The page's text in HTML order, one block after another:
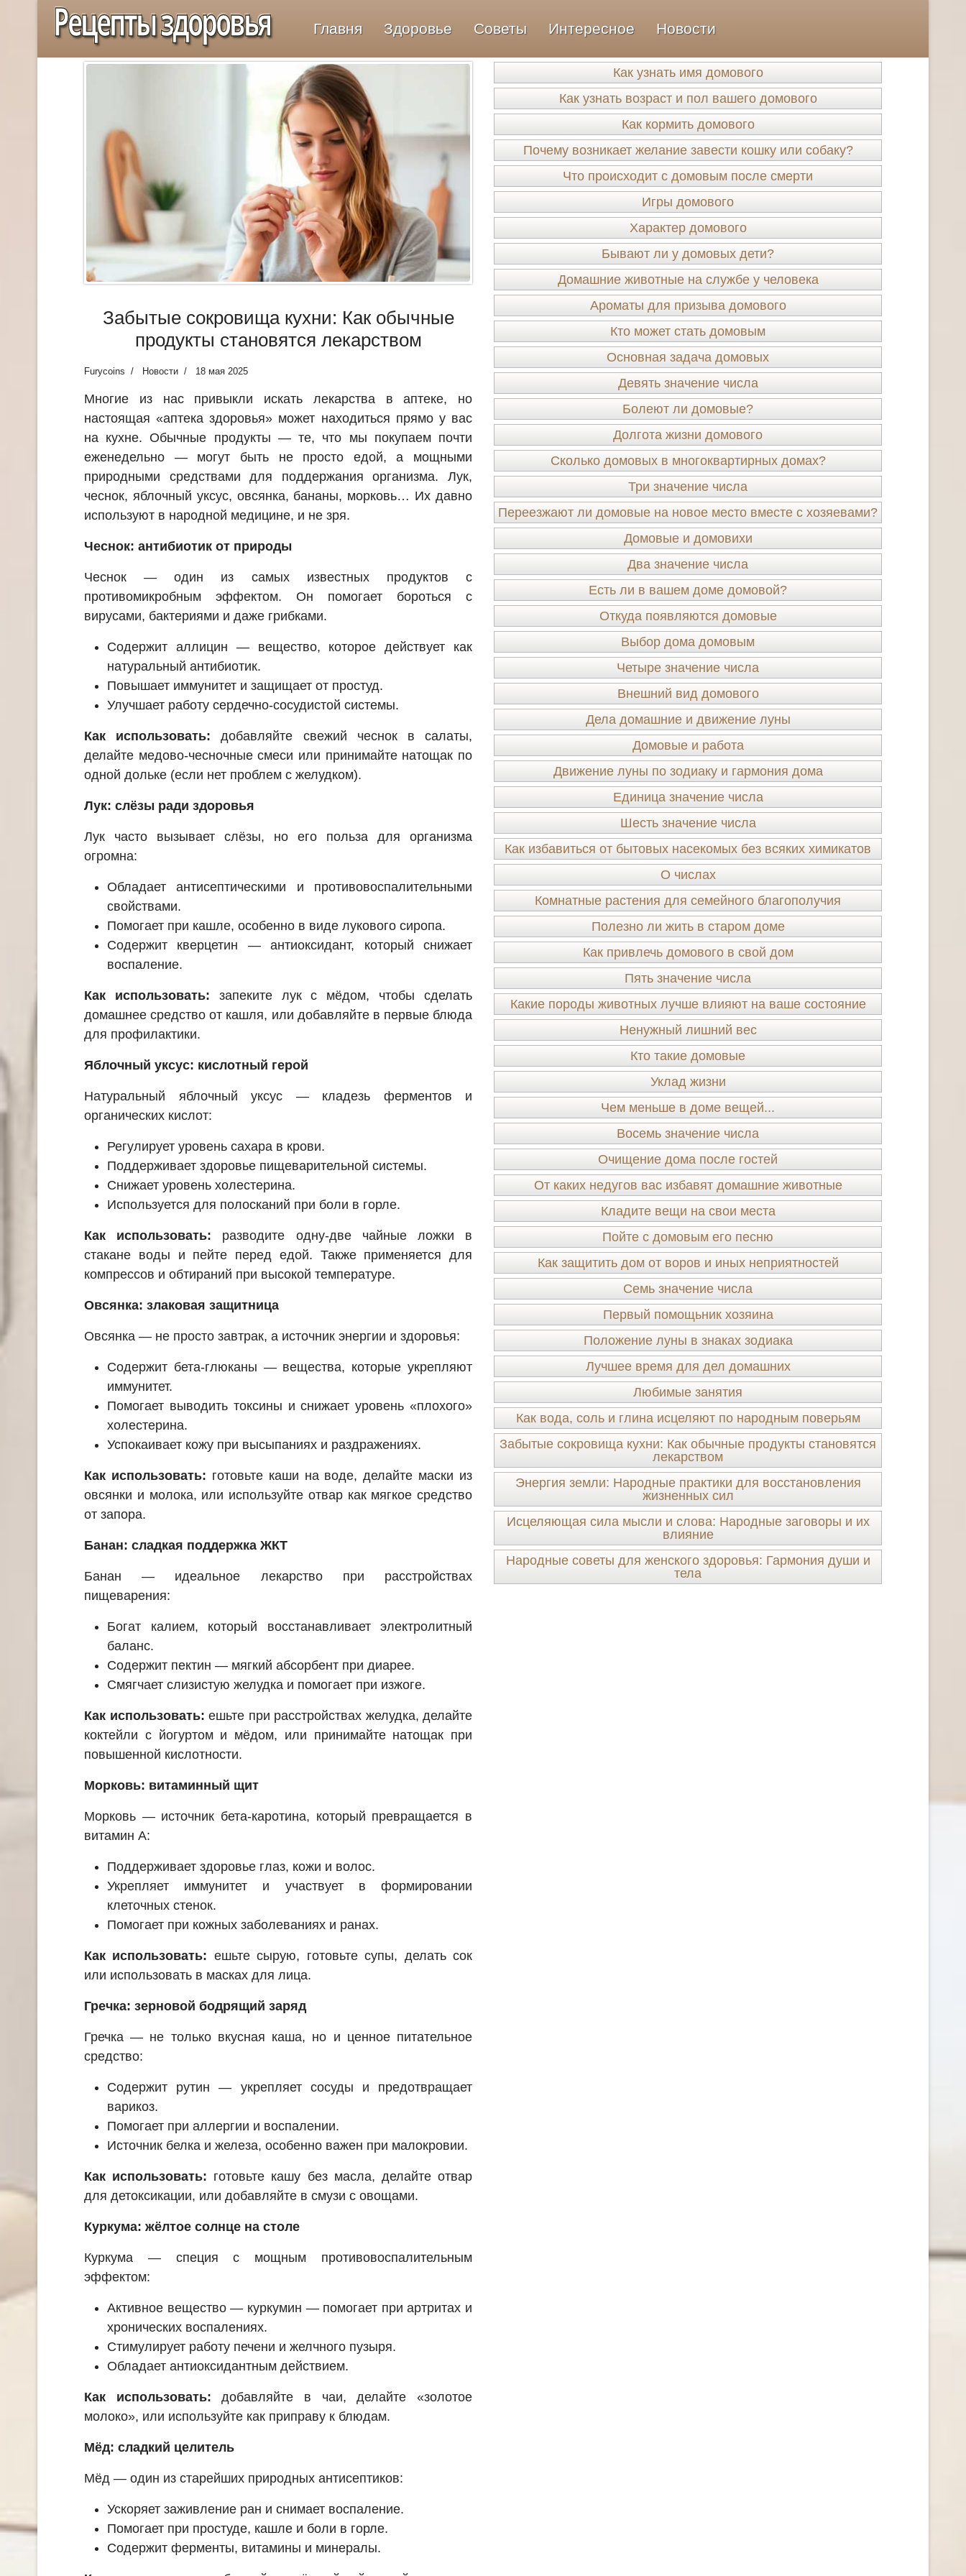
Рецепты здоровья Главня Здоровье Советы Интересное Новости
Забытые сокровища кухни: Как обычные
продукты становятся лекарством
Furycoins Новости 18 мая 2025
Многие из нас привыкли искать лекарства в аптеке, но
настоящая «аптека здоровья» может находиться прямо у вас
на кухне. Обычные продукты — те, что мы покупаем почти
еженедельно — могут быть не просто едой, а мощными
природными средствами для поддержания организма. Лук,
чеснок, яблочный уксус, овсянка, бананы, морковь… Их давно
используют в народной медицине, и не зря.
Чеснок: антибиотик от природы
Чеснок — один из самых известных продуктов с
противомикробным эффектом. Он помогает бороться с
вирусами, бактериями и даже грибками.
Содержит аллицин — вещество, которое действует как
натуральный антибиотик.
Повышает иммунитет и защищает от простуд.
Улучшает работу сердечно-сосудистой системы.
Как использовать: добавляйте свежий чеснок в салаты,
делайте медово-чесночные смеси или принимайте натощак по
одной дольке (если нет проблем с желудком).
Лук: слёзы ради здоровья
Лук часто вызывает слёзы, но его польза для организма
огромна:
Обладает антисептическими и противовоспалительными
свойствами.
Помогает при кашле, особенно в виде лукового сиропа.
Содержит кверцетин — антиоксидант, который снижает
воспаление.
Как использовать: запеките лук с мёдом, чтобы сделать
домашнее средство от кашля, или добавляйте в первые блюда
для профилактики.
Яблочный уксус: кислотный герой
Натуральный яблочный уксус — кладезь ферментов и
органических кислот:
Регулирует уровень сахара в крови.
Поддерживает здоровье пищеварительной системы.
Снижает уровень холестерина.
Используется для полосканий при боли в горле.
Как использовать: разводите одну-две чайные ложки в
стакане воды и пейте перед едой. Также применяется для
компрессов и обтираний при высокой температуре.
Овсянка: злаковая защитница
Овсянка — не просто завтрак, а источник энергии и здоровья:
Содержит бета-глюканы — вещества, которые укрепляют
иммунитет.
Помогает выводить токсины и снижает уровень «плохого»
холестерина.
Успокаивает кожу при высыпаниях и раздражениях.
Как использовать: готовьте каши на воде, делайте маски из
овсянки и молока, или используйте отвар как мягкое средство
от запора.
Банан: сладкая поддержка ЖКТ
Банан — идеальное лекарство при расстройствах
пищеварения:
Богат калием, который восстанавливает электролитный
баланс.
Содержит пектин — мягкий абсорбент при диарее.
Смягчает слизистую желудка и помогает при изжоге.
Как использовать: ешьте при расстройствах желудка, делайте
коктейли с йогуртом и мёдом, или принимайте натощак при
повышенной кислотности.
Морковь: витаминный щит
Морковь — источник бета-каротина, который превращается в
витамин А:
Поддерживает здоровье глаз, кожи и волос.
Укрепляет иммунитет и участвует в формировании
клеточных стенок.
Помогает при кожных заболеваниях и ранах.
Как использовать: ешьте сырую, готовьте супы, делать сок
или использовать в масках для лица.
Гречка: зерновой бодрящий заряд
Гречка — не только вкусная каша, но и ценное питательное
средство:
Содержит рутин — укрепляет сосуды и предотвращает
варикоз.
Помогает при аллергии и воспалении.
Источник белка и железа, особенно важен при малокровии.
Как использовать: готовьте кашу без масла, делайте отвар
для детоксикации, или добавляйте в смузи с овощами.
Куркума: жёлтое солнце на столе
Куркума — специя с мощным противовоспалительным
эффектом:
Активное вещество — куркумин — помогает при артритах и
хронических воспалениях.
Стимулирует работу печени и желчного пузыря.
Обладает антиоксидантным действием.
Как использовать: добавляйте в чаи, делайте «золотое
молоко», или используйте как приправу к блюдам.
Мёд: сладкий целитель
Мёд — один из старейших природных антисептиков:
Ускоряет заживление ран и снимает воспаление.
Помогает при простуде, кашле и боли в горле.
Содержит ферменты, витамины и минералы.
Как узнать имя домового
Как узнать возраст и пол вашего домового
Как кормить домового
Почему возникает желание завести кошку или собаку?
Что происходит с домовым после смерти
Игры домового
Характер домового
Бывают ли у домовых дети?
Домашние животные на службе у человека
Ароматы для призыва домового
Кто может стать домовым
Основная задача домовых
Девять значение числа
Болеют ли домовые?
Долгота жизни домового
Сколько домовых в многоквартирных домах?
Три значение числа
Переезжают ли домовые на новое место вместе с хозяевами?
Домовые и домовихи
Два значение числа
Есть ли в вашем доме домовой?
Откуда появляются домовые
Выбор дома домовым
Четыре значение числа
Внешний вид домового
Дела домашние и движение луны
Домовые и работа
Движение луны по зодиаку и гармония дома
Единица значение числа
Шесть значение числа
Как избавиться от бытовых насекомых без всяких химикатов
О числах
Комнатные растения для семейного благополучия
Полезно ли жить в старом доме
Как привлечь домового в свой дом
Пять значение числа
Какие породы животных лучше влияют на ваше состояние
Ненужный лишний вес
Кто такие домовые
Уклад жизни
Чем меньше в доме вещей...
Восемь значение числа
Очищение дома после гостей
От каких недугов вас избавят домашние животные
Кладите вещи на свои места
Пойте с домовым его песню
Как защитить дом от воров и иных неприятностей
Семь значение числа
Первый помощьник хозяина
Положение луны в знаках зодиака
Лучшее время для дел домашних
Любимые занятия
Как вода, соль и глина исцеляют по народным поверьям
Забытые сокровища кухни: Как обычные продукты становятся
лекарством
Энергия земли: Народные практики для восстановления
жизненных сил
Исцеляющая сила мысли и слова: Народные заговоры и их
влияние
Народные советы для женского здоровья: Гармония души и
тела